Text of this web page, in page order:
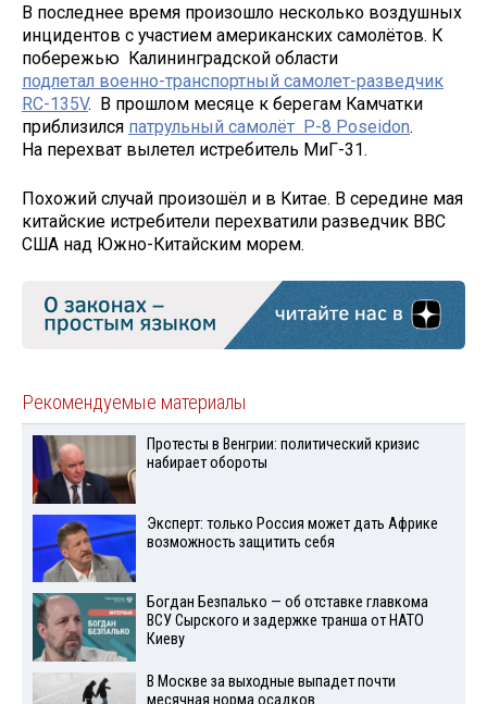
В последнее время произошло несколько воздушных
инцидентов с участием американских самолётов. К
побережью Калининградской области
подлетал военно-транспортный самолет-разведчик
RC-135V. В прошлом месяце к берегам Камчатки
приблизился патрульный самолёт P-8 Poseidon.
На перехват вылетел истребитель МиГ-31.
Похожий случай произошёл и в Китае. В середине мая
китайские истребители перехватили разведчик ВВС
США над Южно-Китайским морем.
Рекомендуемые материалы
Протесты в Венгрии: политический кризис
набирает обороты
Эксперт: только Россия может дать Африке
возможность защитить себя
Богдан Безпалько — об отставке главкома
ВСУ Сырского и задержке транша от НАТО
Киеву
В Москве за выходные выпадет почти